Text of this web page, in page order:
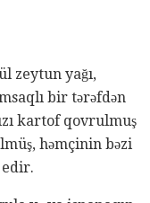
zeytun yağı,
bir tərəfdən
kartof qovrulmuş
həmçinin bəzi
edir.